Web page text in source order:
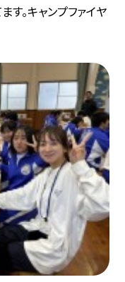
す。キャンプファイヤ